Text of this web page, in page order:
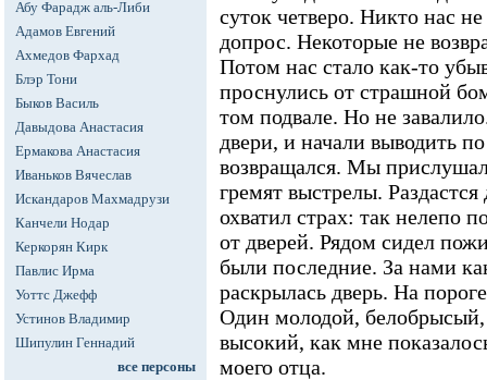
Абу Фарадж аль-Либи
Адамов Евгений
Ахмедов Фархад
Блэр Тони
Быков Василь
Давыдова Анастасия
Ермакова Анастасия
Иваньков Вячеслав
Искандаров Махмадрузи
Канчели Нодар
Керкорян Кирк
Павлис Ирма
Уоттс Джефф
Устинов Владимир
Шипулин Геннадий
все персоны
суток четверо. Никто нас
допрос. Некоторые не
Потом нас стало как-то
проснулись от страшной
том подвале. Но не
двери, и начали выводить
возвращался. Мы
гремят выстрелы.
охватил страх: так нелепо
от дверей. Рядом сидел
были последние. За нами
раскрылась дверь. На
Один молодой, белобрысый,
высокий, как мне
моего отца.